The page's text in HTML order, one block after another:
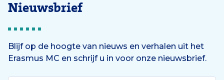
Nieuwsbrief
Blijf op de hoogte van nieuws en verhalen uit het
Erasmus MC en schrijf u in voor onze nieuwsbrief.